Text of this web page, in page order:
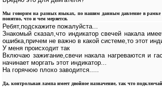
Мы говорим на разных языках, по нашим данным давление в рамке
понятно, что и чем меряется.
Ребят,подскажите пожалуйста...
Знакомый сказал,что индикатор свечей накала
ошибка,причем не важно в какой системе,то этот
У меня происходит так
Включаю зажигание,свечи накала нагреваются и
начинает моргать этот индикатор...
На горячюю плохо заводится.....
Да, контрольная лампа имеет двойное назначение, так что